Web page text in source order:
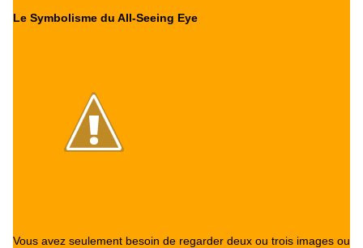
Le Symbolisme du All-Seeing Eye
Vous avez seulement besoin de regarder deux ou trois images ou